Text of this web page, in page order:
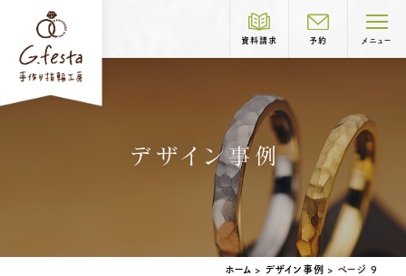
資料請求 予約 メニュー
制作コース紹介
COURSE
結婚指輪 婚約指輪
デザイン事例
ホーム > デザイン事例 > ページ 9
岐阜本店 TEL.058-265-2756